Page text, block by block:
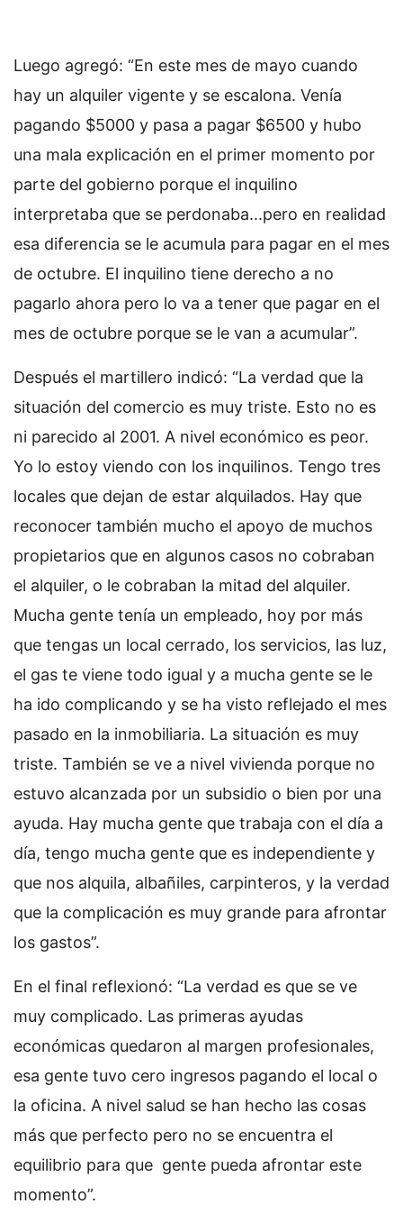
Luego agregó: “En este mes de mayo cuando
hay un alquiler vigente y se escalona. Venía
pagando $5000 y pasa a pagar $6500 y hubo
una mala explicación en el primer momento por
parte del gobierno porque el inquilino
interpretaba que se perdonaba...pero en realidad
esa diferencia se le acumula para pagar en el mes
de octubre. El inquilino tiene derecho a no
pagarlo ahora pero lo va a tener que pagar en el
mes de octubre porque se le van a acumular”.
Después el martillero indicó: “La verdad que la
situación del comercio es muy triste. Esto no es
ni parecido al 2001. A nivel económico es peor.
Yo lo estoy viendo con los inquilinos. Tengo tres
locales que dejan de estar alquilados. Hay que
reconocer también mucho el apoyo de muchos
propietarios que en algunos casos no cobraban
el alquiler, o le cobraban la mitad del alquiler.
Mucha gente tenía un empleado, hoy por más
que tengas un local cerrado, los servicios, las luz,
el gas te viene todo igual y a mucha gente se le
ha ido complicando y se ha visto reflejado el mes
pasado en la inmobiliaria. La situación es muy
triste. También se ve a nivel vivienda porque no
estuvo alcanzada por un subsidio o bien por una
ayuda. Hay mucha gente que trabaja con el día a
día, tengo mucha gente que es independiente y
que nos alquila, albañiles, carpinteros, y la verdad
que la complicación es muy grande para afrontar
los gastos”.
En el final reflexionó: “La verdad es que se ve
muy complicado. Las primeras ayudas
económicas quedaron al margen profesionales,
esa gente tuvo cero ingresos pagando el local o
la oficina. A nivel salud se han hecho las cosas
más que perfecto pero no se encuentra el
equilibrio para que gente pueda afrontar este
momento”.